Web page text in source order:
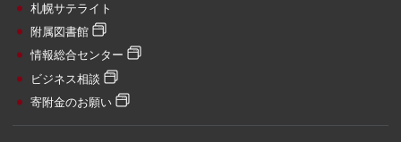
札幌サテライト
附属図書館
情報総合センター
ビジネス相談
寄附金のお願い